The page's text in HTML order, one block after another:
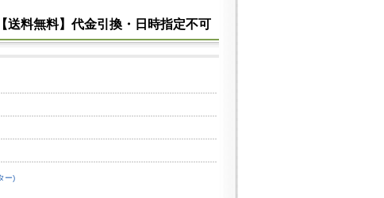
送料無料】代金引換・日時指定不可
ー)